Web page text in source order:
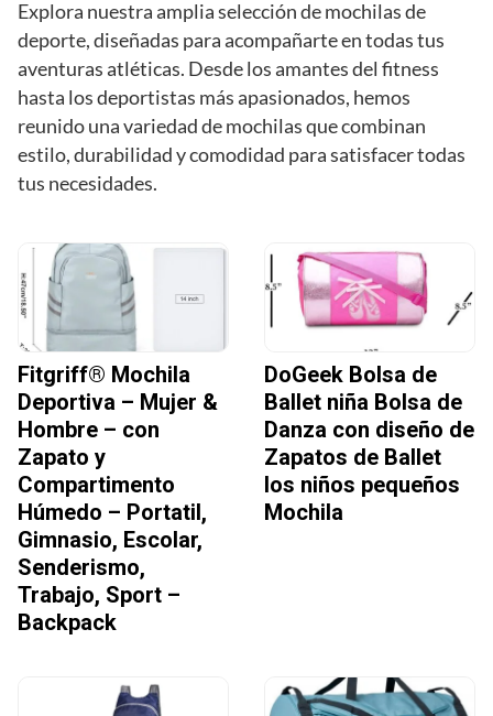
Explora nuestra amplia selección de mochilas de
deporte, diseñadas para acompañarte en todas tus
aventuras atléticas. Desde los amantes del fitness
hasta los deportistas más apasionados, hemos
reunido una variedad de mochilas que combinan
estilo, durabilidad y comodidad para satisfacer todas
tus necesidades.
Fitgriff® Mochila
Deportiva – Mujer &
Hombre – con
Zapato y
Compartimento
Húmedo – Portatil,
Gimnasio, Escolar,
Senderismo,
Trabajo, Sport –
Backpack
DoGeek Bolsa de
Ballet niña Bolsa de
Danza con diseño de
Zapatos de Ballet
los niños pequeños
Mochila